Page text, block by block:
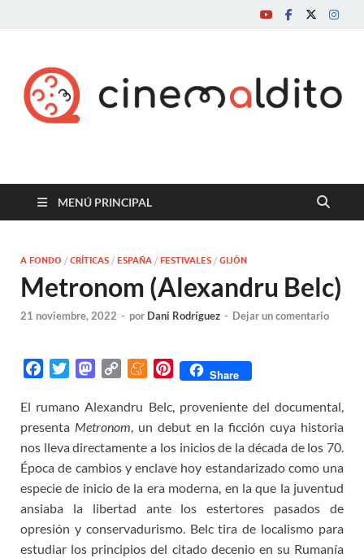
Cine maldito
MENÚ PRINCIPAL
A FONDO / CRÍTICAS / ESPAÑA / FESTIVALES / GIJÓN
Metronom (Alexandru Belc)
21 noviembre, 2022 - por Dani Rodríguez - Dejar un comentario
c
e
b
o
o
k
i
t
t
e
r
M
s
t
o
d
o
n
p
y
L
n
k
M
n
e
a
m
e
P
n
t
e
r
e
t
Share
El rumano Alexandru Belc, proveniente del documental,
presenta Metronom, un debut en la ficción cuya historia
nos lleva directamente a los inicios de la década de los 70.
Época de cambios y enclave hoy estandarizado como una
especie de inicio de la era moderna, en la que la juventud
ansiaba la libertad ante los estertores pasados de
opresión y conservadurismo. Belc tira de localismo para
estudiar los principios del citado decenio en su Rumanía